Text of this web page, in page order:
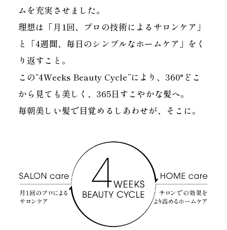
ムを充実させました。
理想は「月1回、プロの技術によるサロンケア」
と「4週間、毎日のシンプルなホームケア」をく
り返すこと。
この“4Weeks Beauty Cycle”により、360°どこ
から見ても美しく、365日すこやかな髪へ。
毎朝美しい髪で目覚めるしあわせが、そこに。